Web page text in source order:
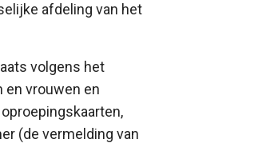
afdeling van het
volgens het
en vrouwen en
(de vermelding van